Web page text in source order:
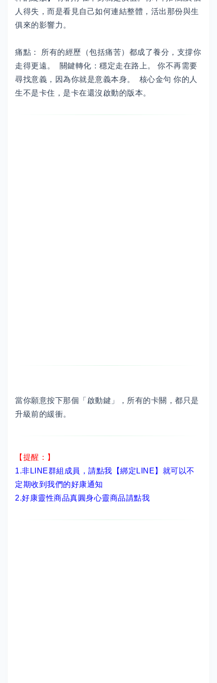
人得失，而是看見自己如何連結整體，活出那份與生
俱來的影響力。
痛點： 所有的經歷（包括痛苦）都成了養分，支撐你
走得更遠。 關鍵轉化：穩定走在路上。 你不再需要
尋找意義，因為你就是意義本身。 核心金句 你的人
生不是卡住，是卡在還沒啟動的版本。
當你願意按下那個「啟動鍵」，所有的卡關，都只是
升級前的緩衝。
【提醒：】
1.非LINE群組成員， 請點我【綁定LINE】 就可以不
定期收到我們的好康通知
2.好康靈性商品真圓身心靈商品請點我